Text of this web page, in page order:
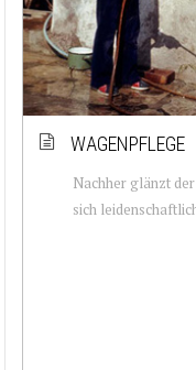
WAGENPFLEGE
Nachher glänzt
sich